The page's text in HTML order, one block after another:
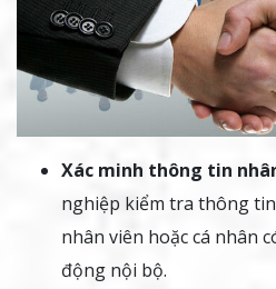
Xác minh thông tin
nghiệp kiểm tra thông
nhân viên hoặc cá nhân
động nội bộ.